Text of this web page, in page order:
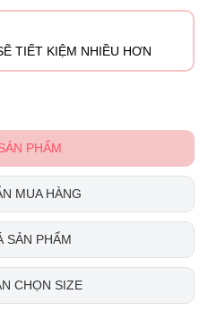
TIẾT KIỆM NHIỀU HƠN
PHẨM
MUA HÀNG
SẢN PHẨM
CHỌN SIZE